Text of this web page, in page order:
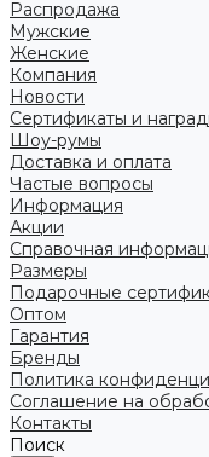
Распродажа
Мужские
Женские
Компания
Новости
Сертификаты и
Шоу-румы
Доставка и оплата
Частые вопросы
Информация
Акции
Справочная
Размеры
Подарочные
Оптом
Гарантия
Бренды
Политика
Соглашение на
Контакты
Поиск